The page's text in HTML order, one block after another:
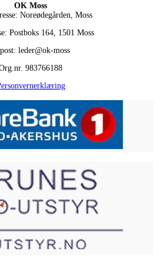
OK Moss
Noreødegården, Moss
Postboks 164, 1501 Moss
leder@ok-moss
983766188